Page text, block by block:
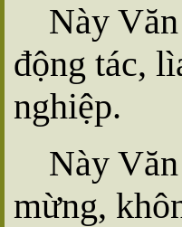
Này
động tác,
nghiệp.
Này
mừng,